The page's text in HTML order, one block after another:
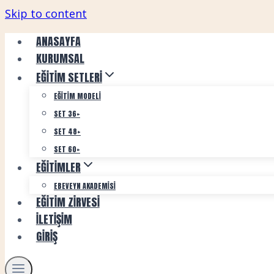
Skip to content
ANASAYFA
KURUMSAL
EĞITIM SETLERI
EĞITIM MODELI
SET 36+
SET 48+
SET 60+
EĞITIMLER
EBEVEYN AKADEMISI
EĞITIM ZIRVESI
İLETIŞIM
GIRIŞ